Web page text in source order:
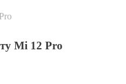
Mi 12 Pro